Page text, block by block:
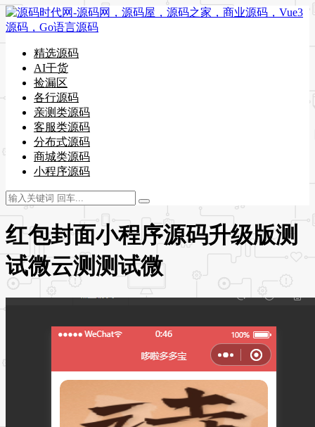
精选源码
AI干货
捡漏区
各行源码
亲测类源码
客服类源码
分布式源码
商城类源码
小程序源码
红包封面小程序源码升级版测
试微云测测试微